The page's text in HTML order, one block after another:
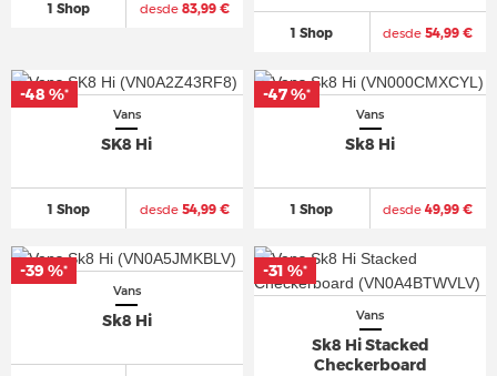
1 Shop desde83,99 €
1 Shop desde 54,99 €
Vans
SK8 Hi
1 Shop desde54,99 €
-48 %*
Vans
Sk8 Hi
1 Shop desde 49,99 €
-47 %*
Vans
Sk8 Hi
-39 %*
Vans
Sk8 Hi Stacked
Checkerboard
-31 %*